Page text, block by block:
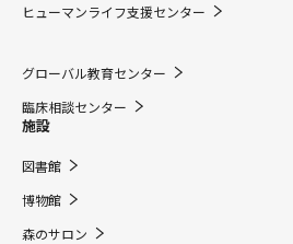
ヒューマンライフ支援センター
グローバル教育センター
臨床相談センター
施設
図書館
博物館
森のサロン